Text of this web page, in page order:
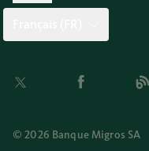
Twitter Facebook Blog
© 2026 Banque Migros SA